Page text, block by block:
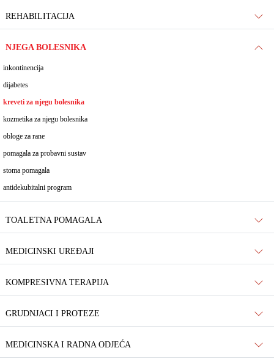
REHABILITACIJA
NJEGA BOLESNIKA
inkontinencija
dijabetes
kreveti za njegu bolesnika
kozmetika za njegu bolesnika
obloge za rane
pomagala za probavni sustav
stoma pomagala
antidekubitalni program
TOALETNA POMAGALA
MEDICINSKI UREĐAJI
KOMPRESIVNA TERAPIJA
GRUDNJACI I PROTEZE
MEDICINSKA I RADNA ODJEĆA